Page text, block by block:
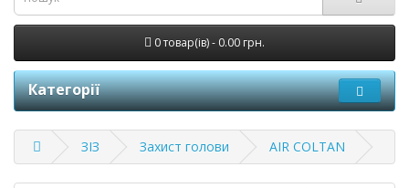
0 товар(ів) - 0.00 грн.
Категорії
ЗІЗ Захист голови AIR COLTAN